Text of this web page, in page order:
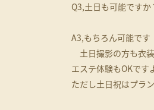
Q3,土日も可能ですか
A3,もちろん可能です
土日撮影の方も衣
エステ体験もOKで
ただし土日祝はプラ